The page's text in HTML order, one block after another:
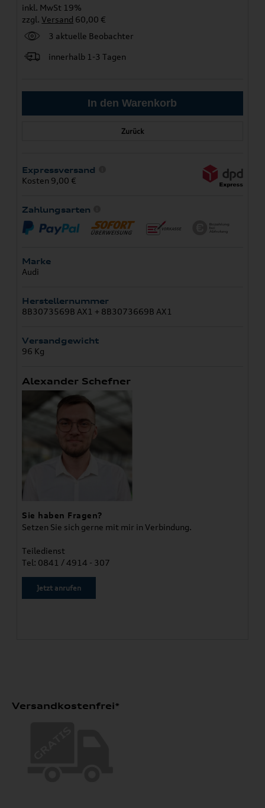
inkl. MwSt 19%
zzgl.Versand 60,00 €
3 aktuelle Beobachter
innerhalb 1-3 Tagen
Zurück
Expressversand
Kosten 9,00 €
Zahlungsarten
Marke
Audi
Herstellernummer
8B3073569B AX1 + 8B3073669B AX1
Versandgewicht
96 Kg
Alexander Schefner
Sie haben Fragen?
Setzen Sie sich gerne mit mir in Verbindung.
Teiledienst
Tel: 0841 / 4914 - 307
Jetzt anrufen
Versandkostenfrei*